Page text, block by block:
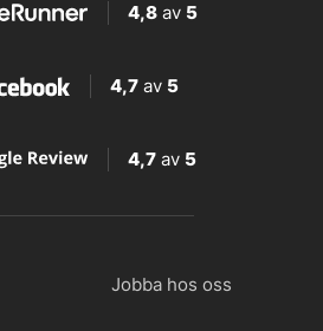
4,8 av 5
4,7 av 5
4,7 av 5
Jobba hos oss